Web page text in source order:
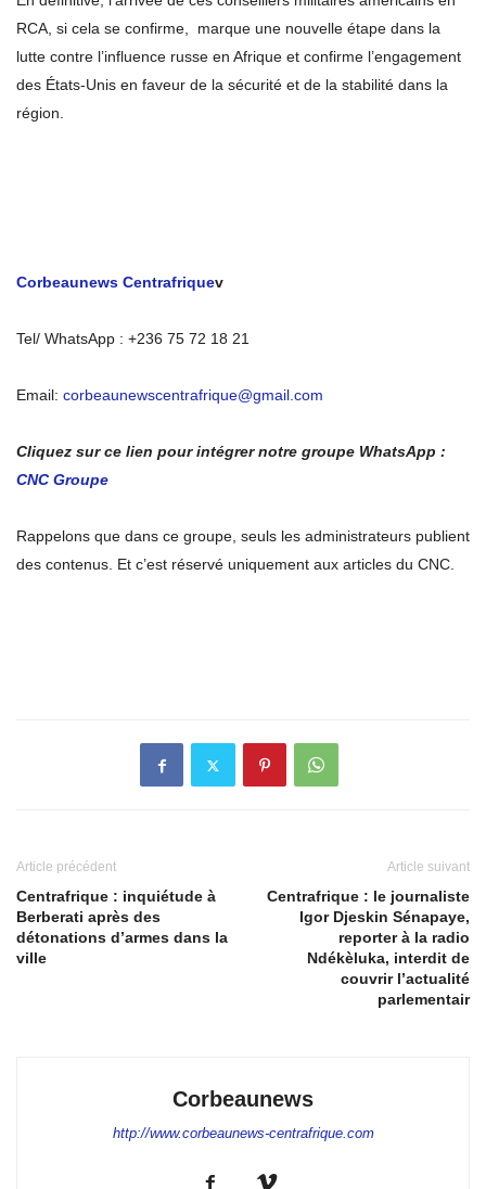
RCA, si cela se confirme, marque une nouvelle étape dans la
lutte contre l’influence russe en Afrique et confirme l’engagement
des États-Unis en faveur de la sécurité et de la stabilité dans la
région.
Corbeaunews Centrafriquev
Tel/ WhatsApp : +236 75 72 18 21
Email: corbeaunewscentrafrique@gmail.com
Cliquez sur ce lien pour intégrer notre groupe WhatsApp :
CNC Groupe
Rappelons que dans ce groupe, seuls les administrateurs publient
des contenus. Et c’est réservé uniquement aux articles du CNC.
Article précédent
Centrafrique : inquiétude à
Berberati après des
détonations d’armes dans la
ville
Article suivant
Centrafrique : le journaliste
Igor Djeskin Sénapaye,
reporter à la radio
Ndékèluka, interdit de
couvrir l’actualité
parlementair
Corbeaunews
http://www.corbeaunews-centrafrique.com